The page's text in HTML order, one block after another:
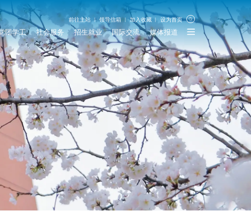
前往主站 领导信箱 加入收藏 设为首页
团学工 社会服务 招生就业 国际交流 媒体报道